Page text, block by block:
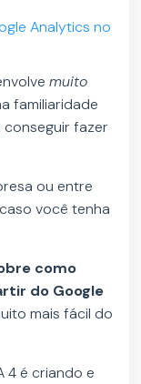
Analytics no
muito
familiaridade
fazer
ou entre
você tenha
como
do Google
mais fácil do
4 é criando e